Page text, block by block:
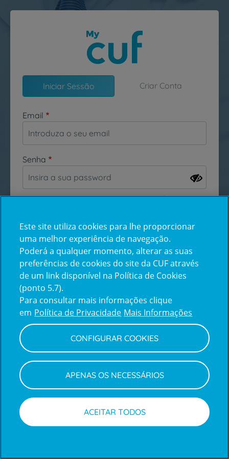
Passar para o conteúdo principal
Iniciar Sessão Criar Conta
Email
Senha
Esqueceu-se da sua password?
Inicie sessão com a Apple
Centro de Apoio ao Cliente | Política de Privacidade e Cookies
Este site utiliza cookies para lhe proporcionar
uma melhor experiência de navegação.
Poderá a qualquer momento, alterar as suas
preferências de cookies do site da CUF através
de um link disponível na Política de Cookies
(ponto 5.7).
Para consultar mais informações clique
em Política de Privacidade Mais Informações
CONFIGURAR COOKIES
APENAS OS NECESSÁRIOS
ACEITAR TODOS